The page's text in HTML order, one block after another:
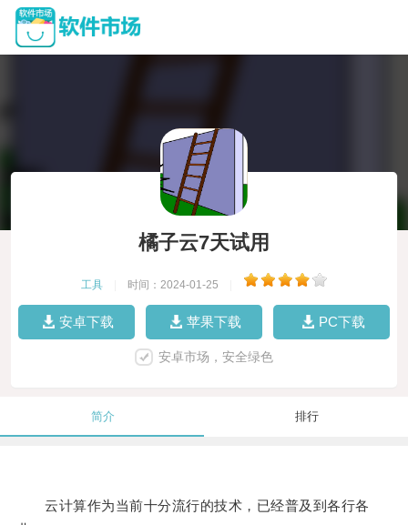
橘子云7天试用
工具 时间：2024-01-25
安卓下载 苹果下载 PC下载
安卓市场，安全绿色
简介 排行
云计算作为当前十分流行的技术，已经普及到各行各